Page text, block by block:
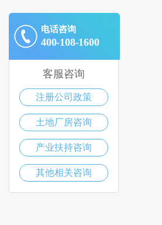
电话咨询
400-108-1600
客服咨询
注册公司政策
土地厂房咨询
产业扶持咨询
其他相关咨询